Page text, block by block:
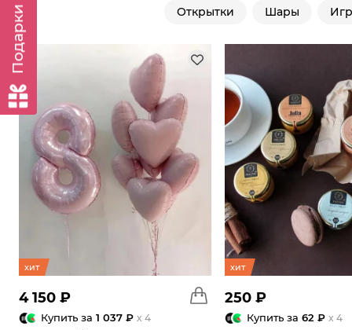
Открытки Шары
хит
4 150 ₽
Купить за 1 037 ₽ x 4
хит
250 ₽
Купить за 62 ₽ x 4